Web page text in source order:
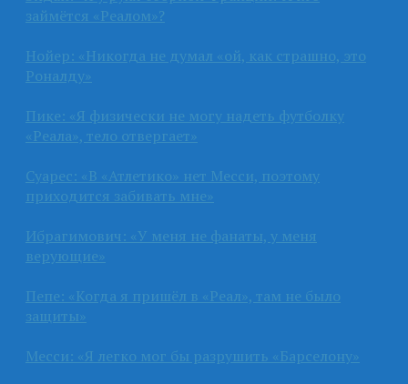
займётся «Реалом»?
Нойер: «Никогда не думал «ой, как страшно, это
Роналду»
Пике: «Я физически не могу надеть футболку
«Реала», тело отвергает»
Суарес: «В «Атлетико» нет Месси, поэтому
приходится забивать мне»
Ибрагимович: «У меня не фанаты, у меня
верующие»
Пепе: «Когда я пришёл в «Реал», там не было
защиты»
Месси: «Я легко мог бы разрушить «Барселону»